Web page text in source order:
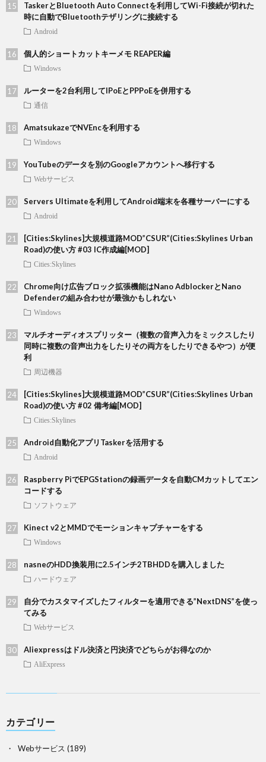
TaskerとBluetooth Auto Connectを利用してWi-Fi接続が切れた
時に自動でBluetoothテザリングに接続する
Android
個人的ショートカットキーメモ REAPER編
Windows
ルーターを2台利用してIPoEとPPPoEを併用する
通信
AmatsukazeでNVEncを利用する
Windows
YouTubeのデータを別のGoogleアカウントへ移行する
Webサービス
Servers Ultimateを利用してAndroid端末を各種サーバーにする
Android
[Cities:Skylines]大規模道路MOD”CSUR”(Cities:Skylines Urban
Road)の使い方 #03 IC作成編[MOD]
Cities:Skylines
Chrome向け広告ブロック拡張機能はNano AdblockerとNano
Defenderの組み合わせが最強かもしれない
Windows
マルチオーディオスプリッター（複数の音声入力をミックスしたり
同時に複数の音声出力をしたりその両方をしたりできるやつ）が便
利
周辺機器
[Cities:Skylines]大規模道路MOD”CSUR”(Cities:Skylines Urban
Road)の使い方 #02 備考編[MOD]
Cities:Skylines
Android自動化アプリTaskerを活用する
Android
Raspberry PiでEPGStationの録画データを自動CMカットしてエン
コードする
ソフトウェア
Kinect v2とMMDでモーションキャプチャーをする
Windows
nasneのHDD換装用に2.5インチ2TBHDDを購入しました
ハードウェア
自分でカスタマイズしたフィルターを適用できる”NextDNS”を使っ
てみる
Webサービス
Aliexpressはドル決済と円決済でどちらがお得なのか
AliExpress
カテゴリー
Webサービス (189)